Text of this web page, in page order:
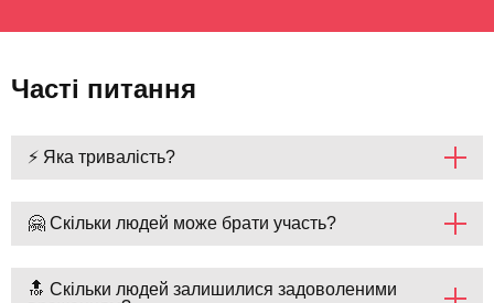
Часті питання
⚡ Яка тривалість?
🤗 Скільки людей може брати участь?
🔝 Скільки людей залишилися задоволеними